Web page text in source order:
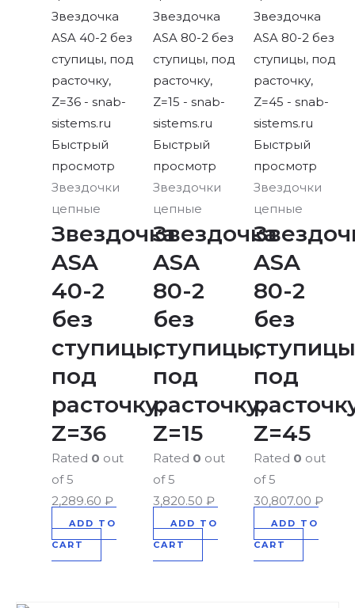
Быстрый
просмотр
Звездочки
цепные
Звездочка
ASA
40-2
без
ступицы,
под
расточку,
Z=36
Rated 0 out
of 5
2,289.60 ₽
ADD TO
CART
Быстрый
просмотр
Звездочки
цепные
Звездочка
ASA
80-2
без
ступицы,
под
расточку,
Z=15
Rated 0 out
of 5
3,820.50 ₽
ADD TO
CART
Быстрый
просмотр
Звездочки
цепные
ASA
80-2
без
под
Z=45
Rated 0 out
of 5
30,807.00₽
ADD TO
CART